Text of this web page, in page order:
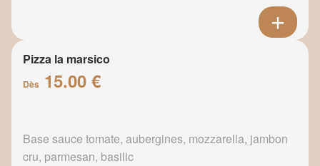
Pizza la marsico
Dès 15.00 €
Base sauce tomate, aubergines, mozzarella, jambon
cru, parmesan, basilic